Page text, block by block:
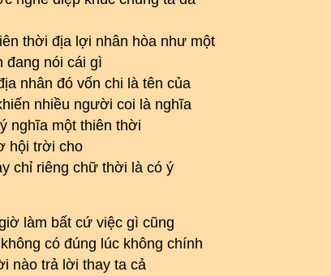
thời địa lợi nhân hòa như một
đang nói cái gì
nhân đó vốn chi là tên của
nhiều người coi là nghĩa
nghĩa một thiên thời
hội trời cho
chỉ riêng chữ thời là có ý
làm bất cứ việc gì cũng
có đúng lúc không chính
nào trả lời thay ta cả